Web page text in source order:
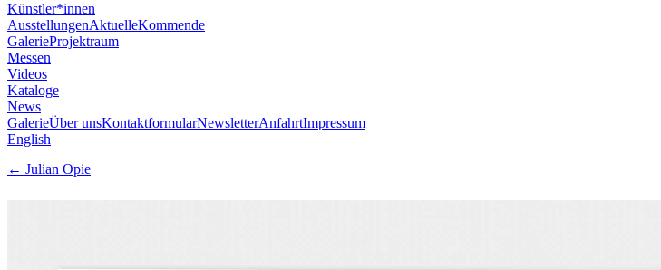
Künstler*innen
AusstellungenAktuelleKommende
GalerieProjektraum
Messen
Videos
Kataloge
News
GalerieÜber unsKontaktformularNewsletterAnfahrtImpressum
English
← Julian Opie